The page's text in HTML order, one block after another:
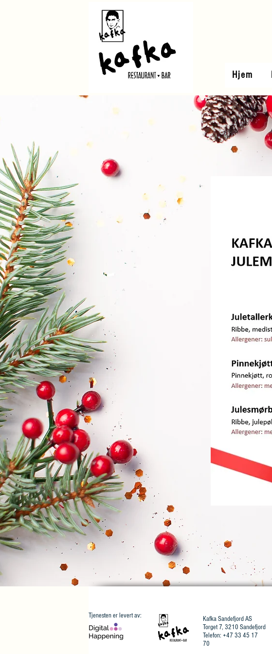
Hjem
Tjenesten er levert av:
Kafka Sandefjord AS
Torget 7, 3210 Sandefjord
Telefon: +47 33 45 17
70